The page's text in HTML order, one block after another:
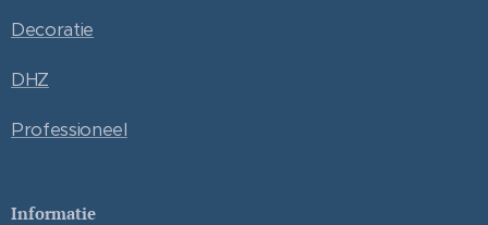
Decoratie
DHZ
Professioneel
Informatie